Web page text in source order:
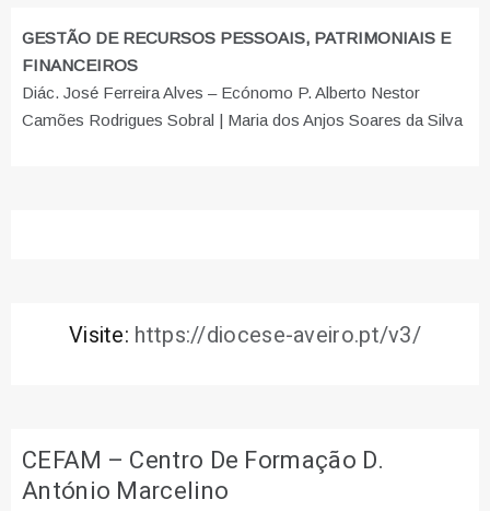
GESTÃO DE RECURSOS PESSOAIS, PATRIMONIAIS E
FINANCEIROS
Diác. José Ferreira Alves – Ecónomo P. Alberto Nestor
Camões Rodrigues Sobral | Maria dos Anjos Soares da Silva
Visite: https://diocese-aveiro.pt/v3/
CEFAM – Centro De Formação D.
António Marcelino